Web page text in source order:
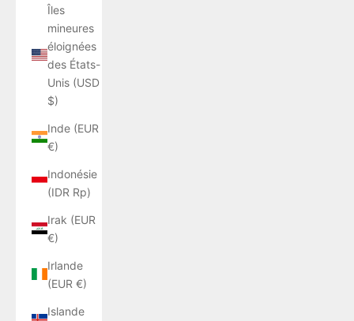
Îles
mineures
éloignées
des États-
Unis (USD
$)
Inde (EUR
€)
Indonésie
(IDR Rp)
Irak (EUR
€)
Irlande
(EUR €)
Islande